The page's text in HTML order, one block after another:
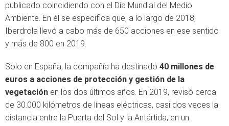
publicado coincidiendo con el Día Mundial del Medio
Ambiente. En él se especifica que, a lo largo de 2018,
Iberdrola llevó a cabo más de 650 acciones en ese sentido
y más de 800 en 2019.
Solo en España, la compañía ha destinado 40 millones de
euros a acciones de protección y gestión de la
vegetación en los dos últimos años. En 2019, revisó cerca
de 30.000 kilómetros de líneas eléctricas, casi dos veces la
distancia entre la Puerta del Sol y la Antártida, en un